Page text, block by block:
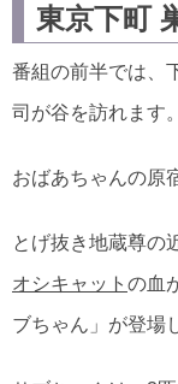
東京下町
番組の前半では、
司が谷を訪れます。
おばあちゃんの原
とげ抜き地蔵尊の
オシキャット の血
ブちゃん」が登場